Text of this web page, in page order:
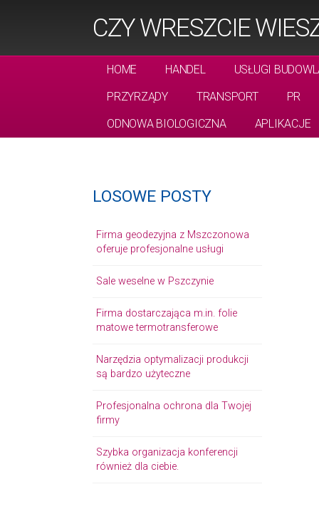
CZY WRESZCIE
HOME HANDEL
USŁUGI
PRZYRZĄDY
TRANSPORT
PR
ODNOWA BIOLOGICZNA
APLIKACJE
LOSOWE POSTY
Firma geodezyjna z Mszczonowa
oferuje profesjonalne usługi
Sale weselne w Pszczynie
Firma dostarczająca m.in. folie
matowe termotransferowe
Narzędzia optymalizacji produkcji
są bardzo użyteczne
Profesjonalna ochrona dla Twojej
firmy
Szybka organizacja konferencji
również dla ciebie.